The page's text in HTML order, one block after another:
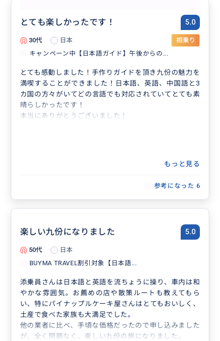
とても楽しかったです！ 5.0
30代 日本
相乗り
キャンペーン中【日本語ガイド】午後からの...
とても感動しました！手作りガイドを頂き九份の魅力を
満喫することができました！日本語、英語、中国語と3
カ国の方々がいてどの言語でも対応されていてとても素
晴らしかったです！
本当にありがとうございました！
もっと見る
参考になった 6
楽しい九份になりました 5.0
50代
日本
BUYMA TRAVEL割引対象【日本語...
添乗員さんは日本語と英語を流ちょうに操り、車内は和
やかな雰囲気。お薦めの店や散策ルートも教えてもら
い、特にパイナップルケーキ屋さんはとてもおいしく、
土産で食べた家族も大満足でした。
他の業者に比べ、手頃な価格だったので申し込みました
が、全く問題なく、楽しい九份の旅になりました。